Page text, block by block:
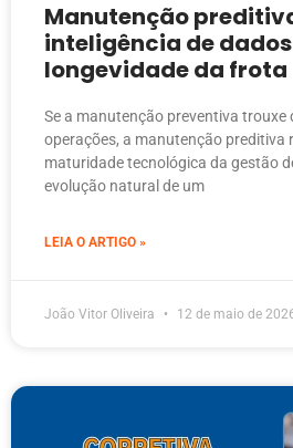
Manutenção
inteligência de
longevidade da frota
Se a manutenção preventiva trouxe
operações, a manutenção preditiva
maturidade tecnológica da gestão
evolução natural de um
LEIA O ARTIGO »
João Vitor Oliveira 12 de maio de